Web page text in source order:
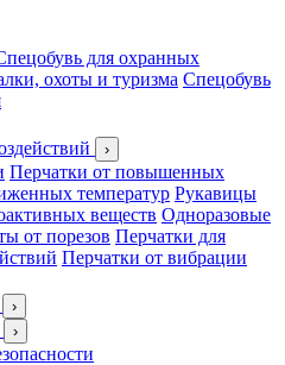
для охранных
охоты и туризма Спецобувь
›
Перчатки от повышенных
температур Рукавицы
веществ Одноразовые
от порезов Перчатки для
Перчатки от вибрации
›
›